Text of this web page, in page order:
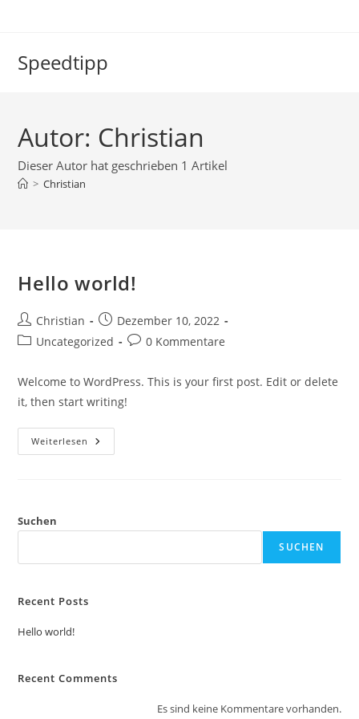
Speedtipp
Autor: Christian
Dieser Autor hat geschrieben 1 Artikel
> Christian
Hello world!
Beitrags-
Autor:
Christian
Beitrag
veröffentlicht:
Dezember 10, 2022
Beitrags-
Uncategorized
Beitrags-
0 Kommentare
Welcome to WordPress. This is your first post. Edit or delete
it, then start writing!
Weiterlesen Hello
World!
Suchen
SUCHEN
Recent Posts
Hello world!
Recent Comments
Es sind keine Kommentare vorhanden.